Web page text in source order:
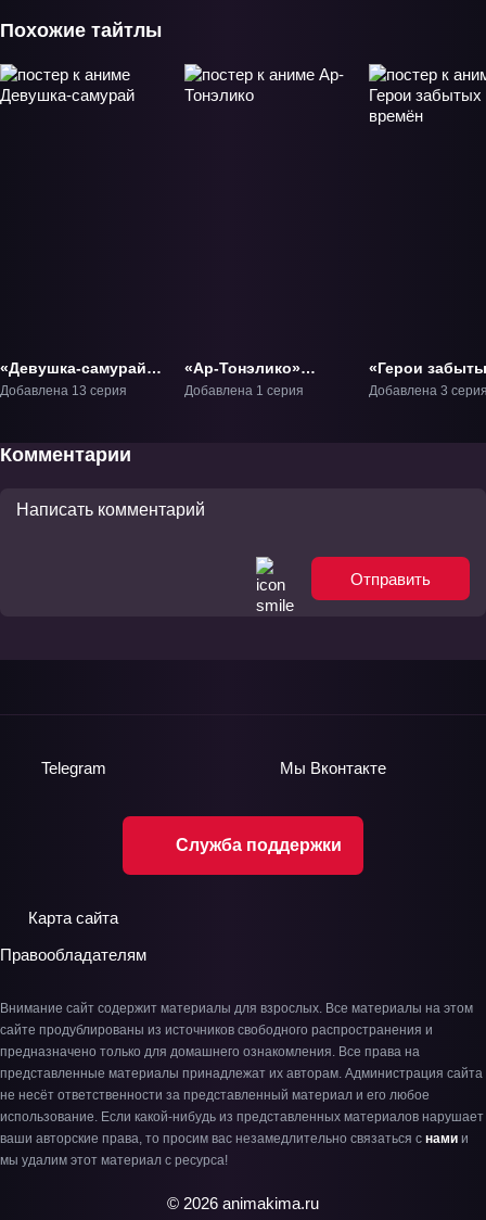
Похожие тайтлы
«Девушка-самурай»
ТВ-1
Добавлена 13 серия
«Ар-Тонэлико»
ОВА-1
Добавлена 1 серия
«Герои
времён» ОВА-1
Добавлена 3
Комментарии
Отправить
Служба поддержки
Telegram Мы Вконтакте
Карта сайта
Правообладателям
Внимание сайт содержит материалы для взрослых. Все материалы на этом
сайте продублированы из источников свободного распространения и
предназначено только для домашнего ознакомления. Все права на
представленные материалы принадлежат их авторам. Администрация сайта
не несёт ответственности за представленный материал и его любое
использование. Если какой-нибудь из представленных материалов нарушает
ваши авторские права, то просим вас незамедлительно связаться с нами и
мы удалим этот материал с ресурса!
© 2026 animakima.ru